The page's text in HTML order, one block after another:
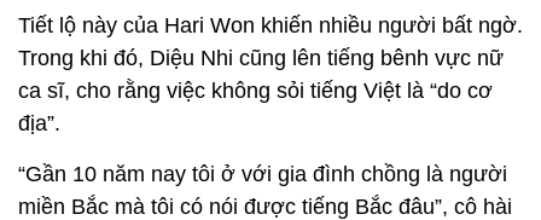
Tiết lộ này của Hari Won khiến nhiều người bất ngờ.
Trong khi đó, Diệu Nhi cũng lên tiếng bênh vực nữ
ca sĩ, cho rằng việc không sỏi tiếng Việt là “do cơ
địa”.
“Gần 10 năm nay tôi ở với gia đình chồng là người
miền Bắc mà tôi có nói được tiếng Bắc đâu”, cô hài